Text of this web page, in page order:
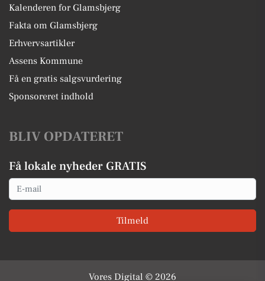
Kalenderen for Glamsbjerg
Fakta om Glamsbjerg
Erhvervsartikler
Assens Kommune
Få en gratis salgsvurdering
Sponsoreret indhold
BLIV OPDATERET
Få lokale nyheder GRATIS
Email
Tilmeld
Vores Digital © 2026